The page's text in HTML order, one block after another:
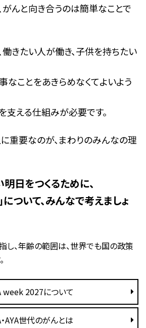
がんと向き合うのは簡単なことで
きたい人が働き、子供を持ちたい
なことをあきらめなくてよいよう
支える仕組みが必要です。
重要なのが、まわりのみんなの理
日をつくるために、
について、みんなで考えましょ
し、年齢の範囲は、世界でも国の政策
week 2027について
AYA世代のがんとは